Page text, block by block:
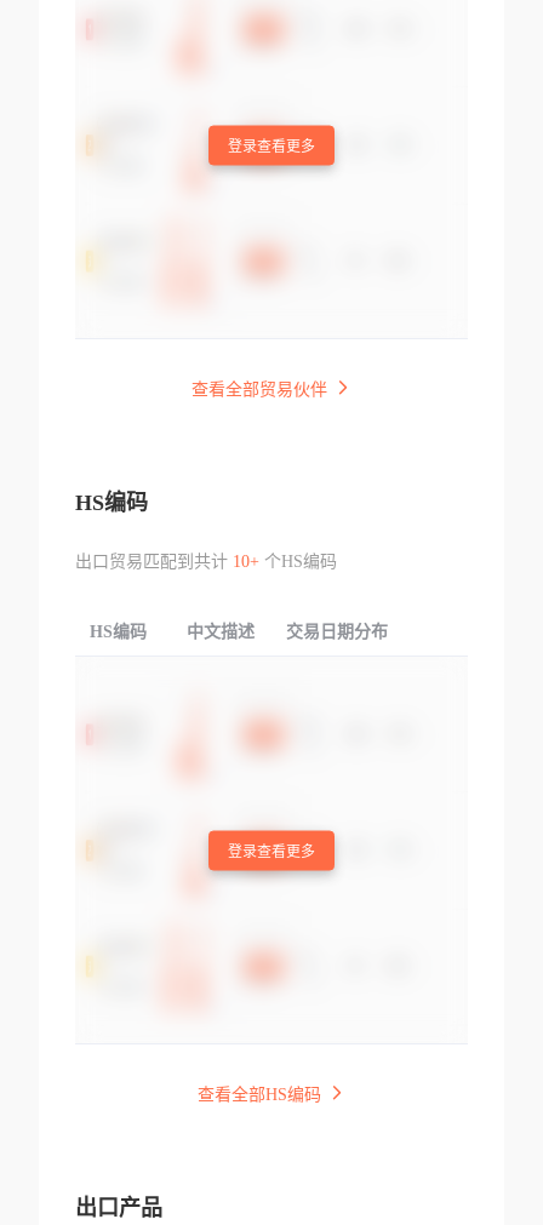
登录查看更多
查看全部贸易伙伴
HS编码
出口贸易匹配到共计 10+个HS编码
HS编码 中文描述 交易日期分布
登录查看更多
查看全部HS编码
出口产品